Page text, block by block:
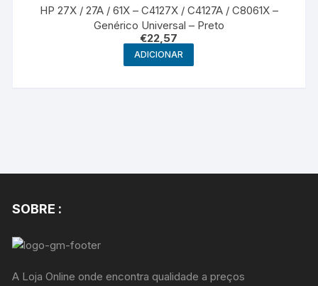
HP 27X / 27A / 61X – C4127X / C4127A / C8061X –
Genérico Universal – Preto
€22,57
ADICIONAR
SOBRE :
A Loja Online onde encontra qualidade a preços